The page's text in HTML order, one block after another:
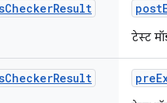
CheckerResult post
टेस्ट
CheckerResult pre